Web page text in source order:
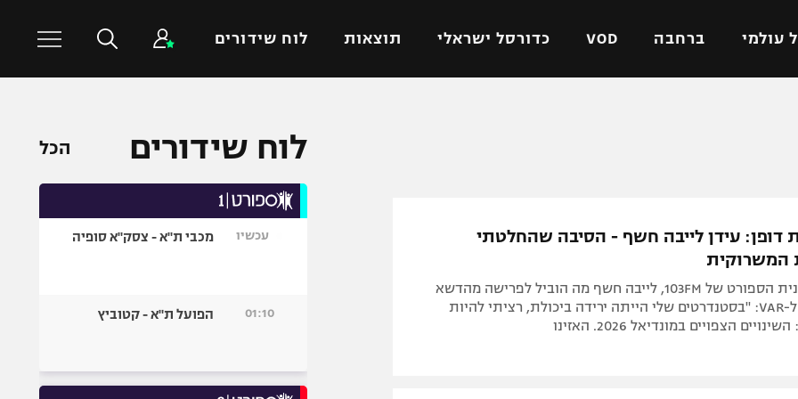
עולמי ברחבה VOD כדורסל ישראלי תוצאות לוח שידורים
ליגה גרמנית
ליגה איטלקית
ליגה צרפתית
הפועל ירושלים
כדורסל עולמי
כדורעף
היאבקות WWE
דופן: עידן לייבה חשף - הסיבה שהחלטתי
המשרוקית
בריאיון לתוכנית הספורט של 103FM, לייבה חשף מה הוביל לפרישה מהדשא
והמעבר שלו ל-VAR: "בסטנדרטים שלי הייתה ירידה ביכולת, רציתי להיות
הצפויים במונדיאל 2026. האזינו
לוח שידורים הכל
עכשיו מכבי ת"א - צסק"א סופיה
01:10 הפועל ת"א - קטוביץ